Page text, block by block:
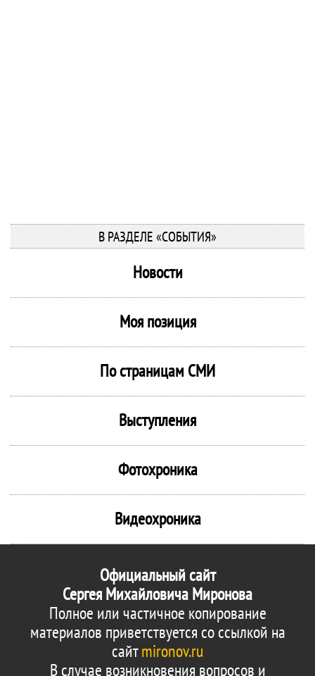
В РАЗДЕЛЕ «СОБЫТИЯ»
Новости
Моя позиция
По страницам СМИ
Выступления
Фотохроника
Видеохроника
Официальный сайт
Сергея Михайловича Миронова
Полное или частичное копирование
материалов приветствуется со ссылкой на
сайтmironov.ru
В случае возникновения вопросов и